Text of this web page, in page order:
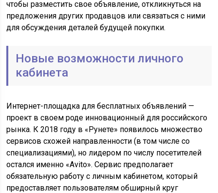
чтобы разместить свое объявление, откликнуться на
предложения других продавцов или связаться с ними
для обсуждения деталей будущей покупки.
Новые возможности личного
кабинета
Интернет-площадка для бесплатных объявлений —
проект в своем роде инновационный для российского
рынка. К 2018 году в «Рунете» появилось множество
сервисов схожей направленности (в том числе со
специализациями), но лидером по числу посетителей
остался именно «Avito». Сервис предполагает
обязательную работу с личным кабинетом, который
предоставляет пользователям обширный круг